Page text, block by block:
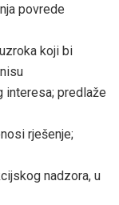
povrede
koji bi
interesa; predlaže
rješenje;
nadzora, u